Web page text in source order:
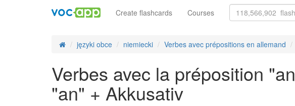
Create flashcards Courses
języki obce niemiecki Verbes avec prépositions en allemand
Verbes avec la préposition
"an" + Akkusativ